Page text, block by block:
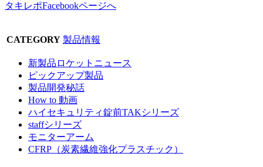
タキレポFacebookページへ
CATEGORY 製品情報
新製品ロケットニュース
ピックアップ製品
製品開発秘話
How to 動画
ハイセキュリティ錠前TAKシリーズ
staffシリーズ
モニターアーム
CFRP（炭素繊維強化プラスチック）